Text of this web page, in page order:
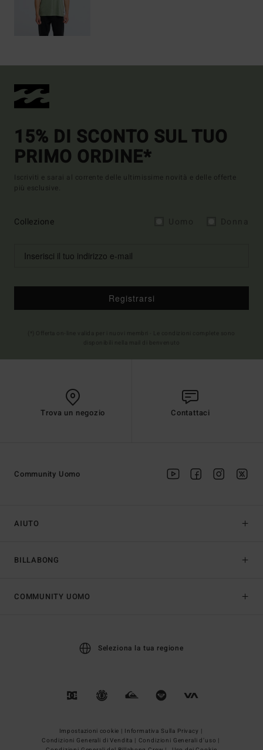
15% DI SCONTO SUL TUO
PRIMO ORDINE*
Iscriviti e sarai al corrente delle ultimissime novità e delle offerte
più esclusive.
Collezione
Registrarsi
Trova un negozio Contattaci
AIUTO
BILLABONG
Community Uomo
COMMUNITY UOMO
Seleziona la tua regione
Impostazioni cookie | Informativa Sulla Privacy |
Condizioni Generali di Vendita | Condizioni Generali d’uso |